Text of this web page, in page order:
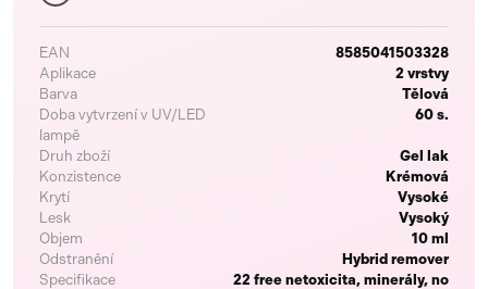
EAN
8585041503328
Aplikace
2 vrstvy
Barva
Tělová
Doba vytvrzení v UV/LED
lampě
60 s.
Druh zboží
Gel lak
Konzistence
Krémová
Krytí
Vysoké
Lesk
Vysoký
Objem
10 ml
Odstranění
Hybrid remover
Specifikace
22 free netoxicita, minerály, no